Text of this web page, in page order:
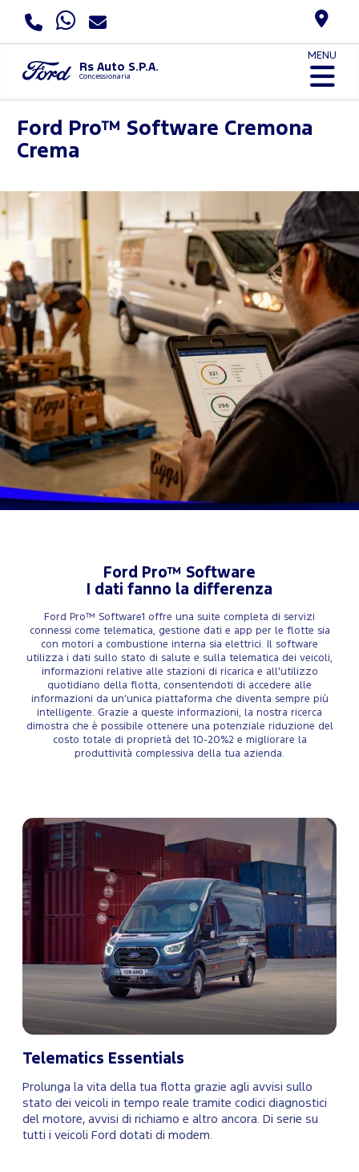
Rs Auto S.P.A.
Concessionaria
MENU
Ford Pro™ Software Cremona
Crema
Ford Pro™ Software
I dati fanno la differenza
Ford Pro™ Software1 offre una suite completa di servizi
connessi come telematica, gestione dati e app per le flotte sia
con motori a combustione interna sia elettrici. Il software
utilizza i dati sullo stato di salute e sulla telematica dei veicoli,
informazioni relative alle stazioni di ricarica e all'utilizzo
quotidiano della flotta, consentendoti di accedere alle
informazioni da un’unica piattaforma che diventa sempre più
intelligente. Grazie a queste informazioni, la nostra ricerca
dimostra che è possibile ottenere una potenziale riduzione del
costo totale di proprietà del 10-20%2 e migliorare la
produttività complessiva della tua azienda.
Telematics Essentials
Prolunga la vita della tua flotta grazie agli avvisi sullo
stato dei veicoli in tempo reale tramite codici diagnostici
del motore, avvisi di richiamo e altro ancora. Di serie su
tutti i veicoli Ford dotati di modem.